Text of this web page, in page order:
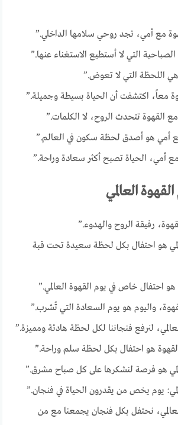
مع أمي، تجد روحي سلامها الداخلي.”
التي لا أستطيع الاستغناء عنها.”
اللحظة التي لا تعوض.”
معاً، اكتشفت أن الحياة بسيطة وجميلة.”
القهوة تتحدث الروح، لا الكلمات.”
أمي هو أصدق لحظة سكون في العالم.”
أمي، الحياة تصبح أكثر سعادة وراحة.”
العالمي
رفيقة الروح والهدوء.”
هو احتفال بكل لحظة سعيدة تحت قبة
احتفال خاص في يوم القهوة العالمي.”
واليوم هو يوم السعادة التي تُشرب.”
لنرفع فنجاننا لكل لحظة هادئة ومميزة.”
بالقهوة هو احتفال بكل لحظة سلم وراحة.”
هو فرصة لنشكرها على كل صباح مشرق.”
يوم يخص من يقدرون الحياة في فنجان.”
نحتفل بكل فنجان يجمعنا مع من